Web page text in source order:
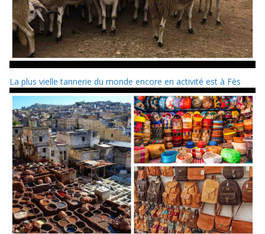
La plus vielle tannerie du monde encore en activité est à Fès